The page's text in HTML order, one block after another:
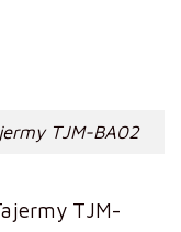
TJM-BA02
TJM-